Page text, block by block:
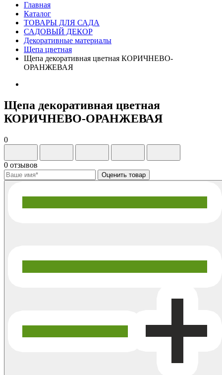
Главная
Каталог
ТОВАРЫ ДЛЯ САДА
САДОВЫЙ ДЕКОР
Декоративные материалы
Щепа цветная
Щепа декоративная цветная КОРИЧНЕВО-
ОРАНЖЕВАЯ
Щепа декоративная цветная
КОРИЧНЕВО-ОРАНЖЕВАЯ
0
0 отзывов